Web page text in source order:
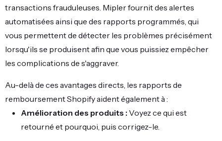
transactions frauduleuses. Mipler fournit des alertes
automatisées ainsi que des rapports programmés, qui
vous permettent de détecter les problèmes précisément
lorsqu'ils se produisent afin que vous puissiez empêcher
les complications de s'aggraver.
Au-delà de ces avantages directs, les rapports de
remboursement Shopify aident également à :
Amélioration des produits : Voyez ce qui est
retourné et pourquoi, puis corrigez-le.